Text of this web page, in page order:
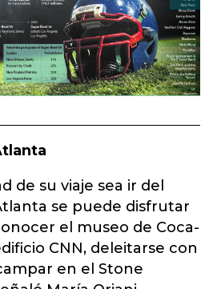
de su viaje sea ir del
se puede disfrutar
el museo de Coca-
CNN, deleitarse con
en el Stone